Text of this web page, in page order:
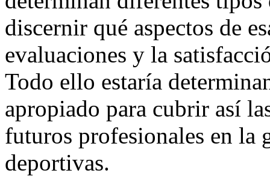
discernir qué aspectos de
evaluaciones y la
Todo ello estaría
apropiado para cubrir así
futuros profesionales en la
deportivas.